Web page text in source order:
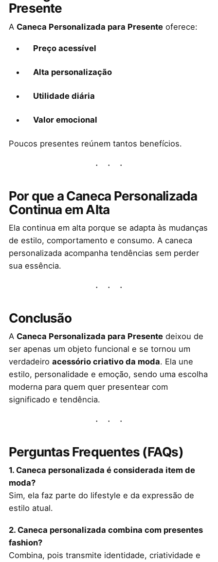
Presente
A Caneca Personalizada para Presenteoferece:
Preço acessível
Alta personalização
Utilidade diária
Valor emocional
Poucos presentes reúnem tantos benefícios.
Por que a Caneca Personalizada
Continua em Alta
Ela continua em alta porque se adapta às mudanças
de estilo, comportamento e consumo. A caneca
personalizada acompanha tendências sem perder
sua essência.
Conclusão
A Caneca Personalizada para Presentedeixou de
ser apenas um objeto funcional e se tornou um
verdadeiro acessório criativo da moda. Ela une
estilo, personalidade e emoção, sendo uma escolha
moderna para quem quer presentear com
significado e tendência.
Perguntas Frequentes (FAQs)
1. Caneca personalizada é considerada item de
moda?
Sim, ela faz parte do lifestyle e da expressão de
estilo atual.
2. Caneca personalizada combina com presentes
fashion?
Combina, pois transmite identidade, criatividade e